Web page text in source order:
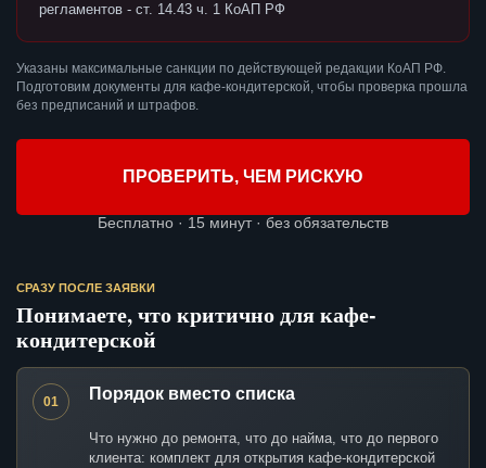
регламентов - ст. 14.43 ч. 1 КоАП РФ
Указаны максимальные санкции по действующей редакции КоАП РФ.
Подготовим документы для кафе-кондитерской, чтобы проверка прошла
без предписаний и штрафов.
ПРОВЕРИТЬ, ЧЕМ РИСКУЮ
Бесплатно · 15 минут · без обязательств
СРАЗУ ПОСЛЕ ЗАЯВКИ
Понимаете, что критично для кафе-
кондитерской
01 Порядок вместо списка
Что нужно до ремонта, что до найма, что до первого
клиента: комплект для открытия кафе-кондитерской